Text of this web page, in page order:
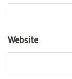
Website